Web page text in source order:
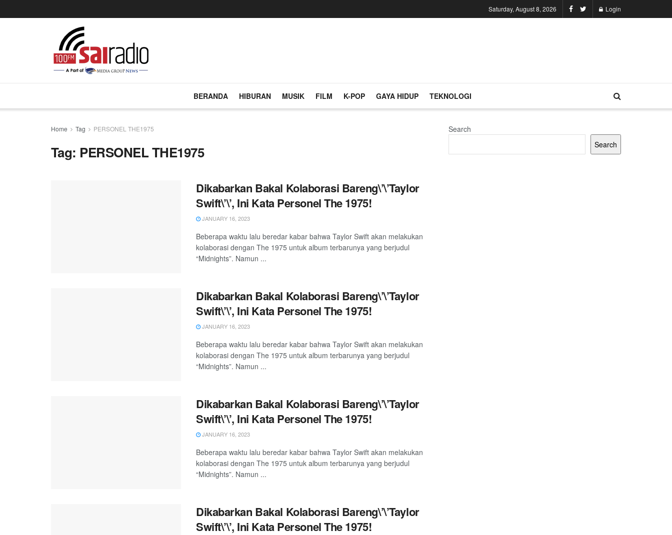
Saturday, August 8, 2026 Login
BERANDA HIBURAN MUSIK FILM K-POP GAYA HIDUP TEKNOLOGI
Home Tag PERSONEL THE1975
Tag: PERSONEL THE1975
Dikabarkan Bakal Kolaborasi Bareng\’\’Taylor
Swift\’\’, Ini Kata Personel The 1975!
JANUARY 16, 2023
Beberapa waktu lalu beredar kabar bahwa Taylor Swift akan melakukan
kolaborasi dengan The 1975 untuk album terbarunya yang berjudul
“Midnights”. Namun ...
Dikabarkan Bakal Kolaborasi Bareng\’\’Taylor
Swift\’\’, Ini Kata Personel The 1975!
JANUARY 16, 2023
Beberapa waktu lalu beredar kabar bahwa Taylor Swift akan melakukan
kolaborasi dengan The 1975 untuk album terbarunya yang berjudul
“Midnights”. Namun ...
Dikabarkan Bakal Kolaborasi Bareng\’\’Taylor
Swift\’\’, Ini Kata Personel The 1975!
JANUARY 16, 2023
Beberapa waktu lalu beredar kabar bahwa Taylor Swift akan melakukan
kolaborasi dengan The 1975 untuk album terbarunya yang berjudul
“Midnights”. Namun ...
Dikabarkan Bakal Kolaborasi Bareng\’\’Taylor
Swift\’\’, Ini Kata Personel The 1975!
Search
Search